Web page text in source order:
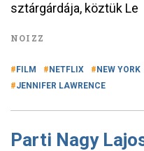
sztárgárdája, köztük Le
NOIZZ
FILM NETFLIX NEW YORK
JENNIFER LAWRENCE
Parti Nagy